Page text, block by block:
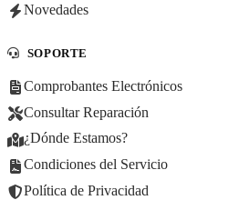
Novedades
SOPORTE
Comprobantes Electrónicos
Consultar Reparación
¿Dónde Estamos?
Condiciones del Servicio
Política de Privacidad